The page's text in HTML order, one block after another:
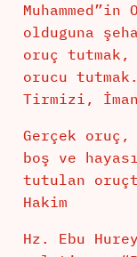
olduguna
oruç tutmak,
orucu tutmak.
Tirmizi,
Gerçek
boş ve
tutulan
Hakim
Hz. Ebu